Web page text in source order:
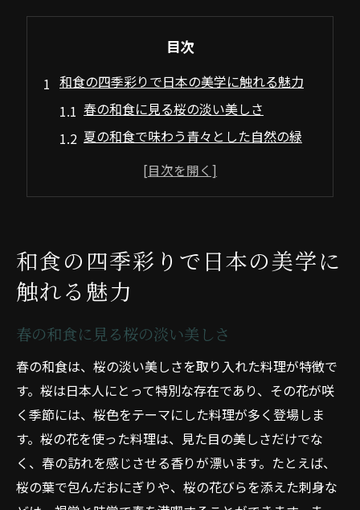
目次
和食の四季彩りで日本の美学に触れる魅力
春の和食に見る桜の淡い美しさ
夏の和食で味わう青々とした自然の緑
秋の紅葉を映した和食の色彩
旬の食材が彩る和食の美しさを楽しむ旅
地域ごとの旬の和食を巡る旅
春の訪れを告げる新鮮な山菜と和食
秋の味覚を楽しむ和食の旅
冬の和食で感じる滋味深さ
旬の食材を通じて自然を感じる和食
春夏秋冬を映し出す和食の視覚と味覚
和食で五感を刺激する春の楽しみ
和食の四季彩りで日本の美学に
触れる魅力
春の和食に見る桜の淡い美しさ
春の和食は、桜の淡い美しさを取り入れた料理が特徴で
す。桜は日本人にとって特別な存在であり、その花が咲
く季節には、桜色をテーマにした料理が多く登場しま
す。桜の花を使った料理は、見た目の美しさだけでな
く、春の訪れを感じさせる香りが漂います。たとえば、
桜の葉で包んだおにぎりや、桜の花びらを添えた刺身な